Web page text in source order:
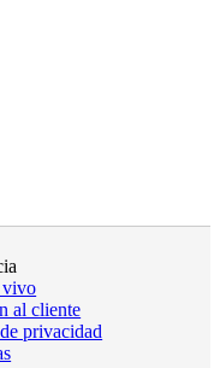
vivo
al cliente
privacidad